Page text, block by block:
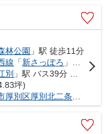
林公園 」駅 徒歩11分
線 「新さっぽろ 」駅 バス10分 「厚別北小学校」 停歩3分
別 」駅 バス39分 「厚別北2条2丁目」 停歩3分
坪)
厚別区厚別北二条